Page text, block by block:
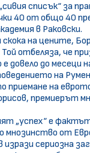
списък“ за
40 от общо 40
в Раковски.
на цените,
отбеляза, че
довело до месеци
на
приемане на
премиерът
„успех“ е
от
сериозна